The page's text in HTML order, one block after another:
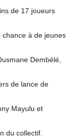
de 17 joueurs
chance à de jeunes
Dembélé,
de lance de
Mayulu et
du collectif.